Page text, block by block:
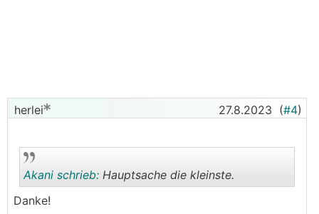
herlei 27.8.2023 (#4)
Akani schrieb: Hauptsache die kleinste.
Danke!